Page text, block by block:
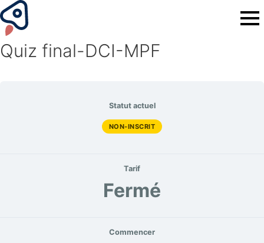
Quiz final-DCI-MPF
Statut actuel
NON-INSCRIT
Tarif
Fermé
Commencer